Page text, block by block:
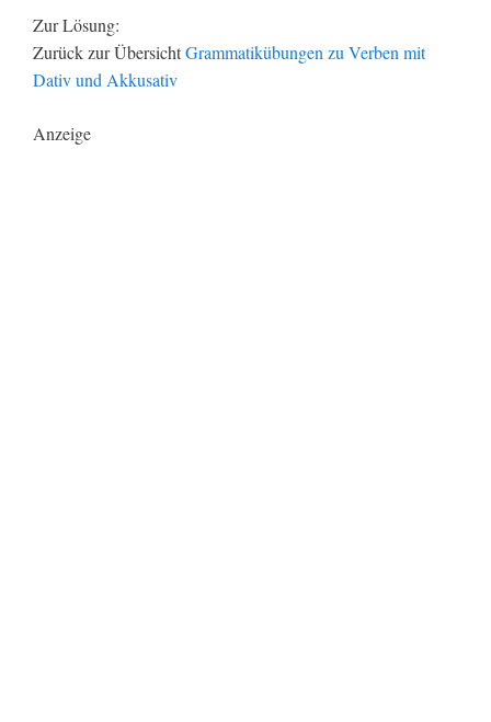
Zur Lösung:
Zurück zur ÜbersichtGrammatikübungen zu Verben mit
Dativ und Akkusativ
Anzeige